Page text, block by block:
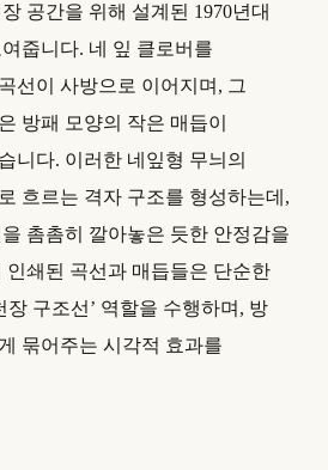
공간을 위해 설계된 1970년대
줍니다. 네 잎 클로버를
선이 사방으로 이어지며, 그
방패 모양의 작은 매듭이
니다. 이러한 네잎형 무늬의
흐르는 격자 구조를 형성하는데,
촘촘히 깔아놓은 듯한 안정감을
인쇄된 곡선과 매듭들은 단순한
장 구조선’ 역할을 수행하며, 방
묶어주는 시각적 효과를